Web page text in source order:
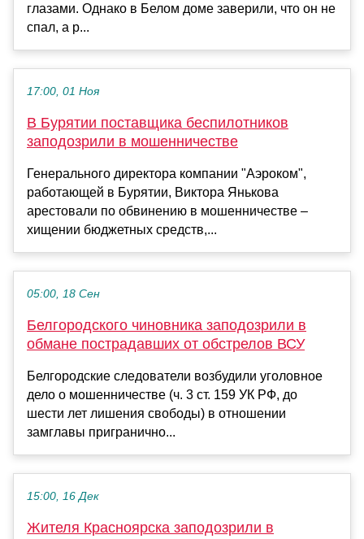
глазами. Однако в Белом доме заверили, что он не
спал, а р...
17:00, 01 Ноя
В Бурятии поставщика беспилотников
заподозрили в мошенничестве
Генерального директора компании "Аэроком",
работающей в Бурятии, Виктора Янькова
арестовали по обвинению в мошенничестве –
хищении бюджетных средств,...
05:00, 18 Сен
Белгородского чиновника заподозрили в
обмане пострадавших от обстрелов ВСУ
Белгородские следователи возбудили уголовное
дело о мошенничестве (ч. 3 ст. 159 УК РФ, до
шести лет лишения свободы) в отношении
замглавы пригранично...
15:00, 16 Дек
Жителя Красноярска заподозрили в